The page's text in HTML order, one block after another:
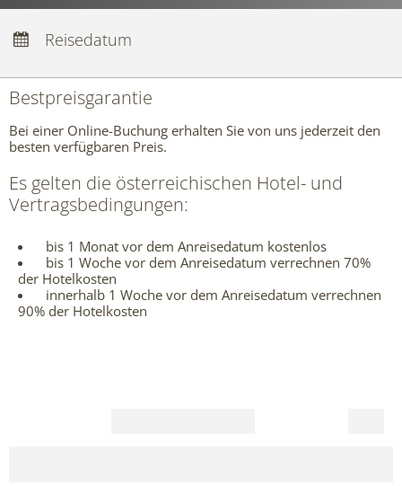
Abreise:keine Auswahl
Reisedatum
Bestpreisgarantie
Bei einer Online-Buchung erhalten Sie von uns jederzeit den
besten verfügbaren Preis.
Es gelten die österreichischen Hotel- und
Vertragsbedingungen:
bis 1 Monat vor dem Anreisedatum kostenlos
bis 1 Woche vor dem Anreisedatum verrechnen 70%
der Hotelkosten
innerhalb 1 Woche vor dem Anreisedatum verrechnen
90% der Hotelkosten
Codes einlösen
oder Gutscheine einlösen.
Aktuell akzeptieren wir folgende
Codes:
Gutscheine